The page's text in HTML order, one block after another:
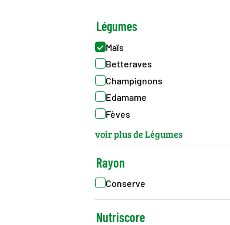
Légumes
Maïs
Betteraves
Champignons
Edamame
Fèves
voir plus de Légumes
Rayon
Conserve
Nutriscore